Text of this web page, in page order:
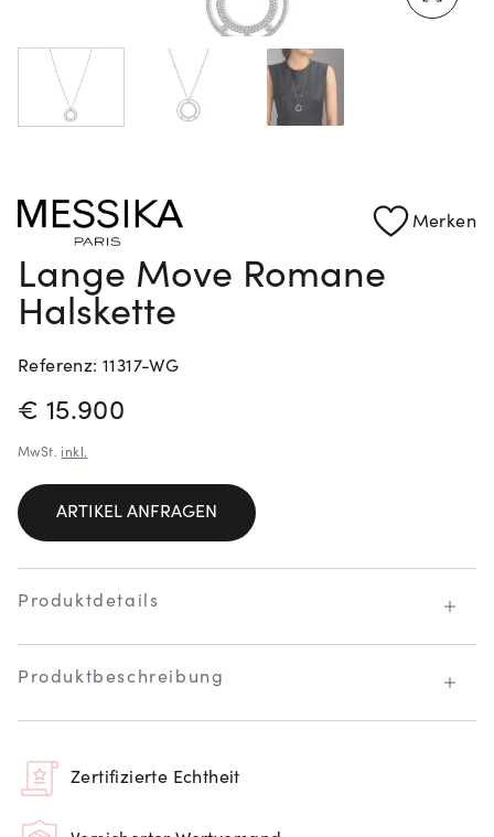
Rolex Certified Pre-Owned entdecken
Merken
Lange Move Romane
Halskette
Referenz: 11317-WG
PREISINFORMATIONEN
€ 15.900
MwSt. inkl.
ARTIKEL ANFRAGEN
Produktdetails
Produktbeschreibung
Zertifizierte Echtheit